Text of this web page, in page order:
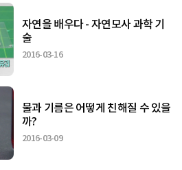
자연을 배우다 - 자연모사 과학 기
술
2016-03-16
물과 기름은 어떻게 친해질 수 있을
까?
2016-03-09